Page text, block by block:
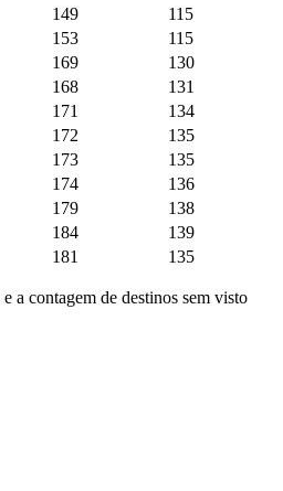
149
115
153
115
169
130
168
131
171
134
172
135
173
135
174
136
179
138
184
139
181 135
a contagem de destinos sem visto